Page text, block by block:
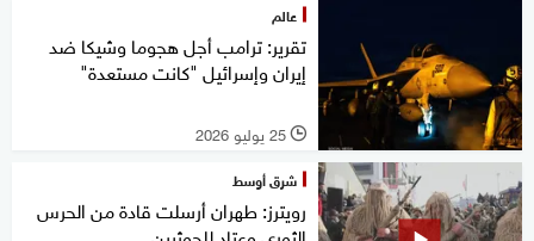
عالم
تقرير: ترامب أجل هجوما وشيكا ضد
إيران وإسرائيل "كانت مستعدة"
l 25 يوليو 2026
شرق أوسط
رويترز: طهران أرسلت قادة من الحرس